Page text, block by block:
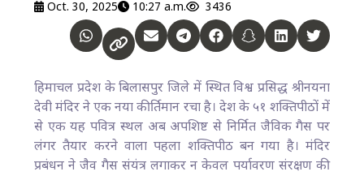
Oct. 30, 2025 10:27 a.m. 3436
हिमाचल प्रदेश के बिलासपुर जिले में स्थित विश्व प्रसिद्ध श्रीनयना
देवी मंदिर ने एक नया कीर्तिमान रचा है। देश के ५१ शक्तिपीठों में
से एक यह पवित्र स्थल अब अपशिष्ट से निर्मित जैविक गैस पर
लंगर तैयार करने वाला पहला शक्तिपीठ बन गया है। मंदिर
प्रबंधन ने जैव गैस संयंत्र लगाकर न केवल पर्यावरण संरक्षण की